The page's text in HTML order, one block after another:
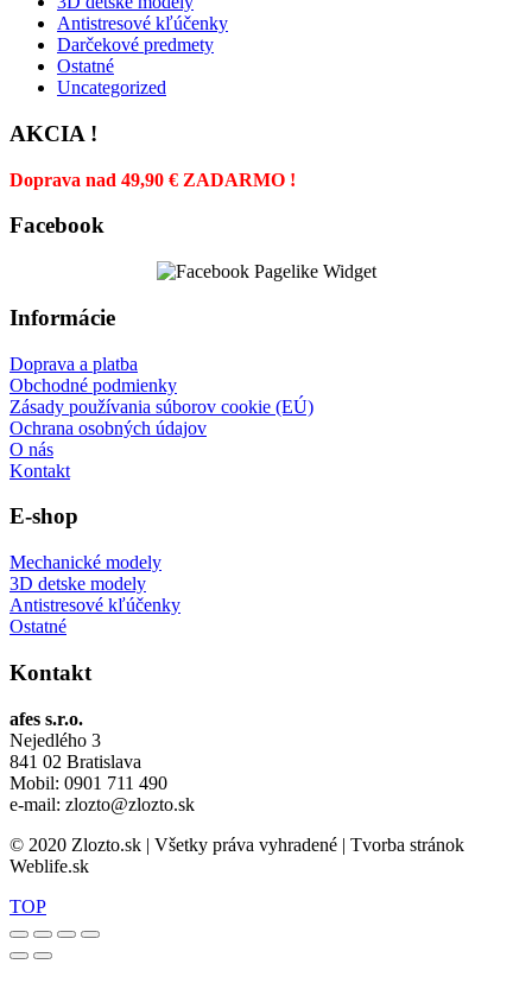
Antistresové kľúčenky
Darčekové predmety
Ostatné
Uncategorized
AKCIA !
Doprava nad 49,90 € ZADARMO !
Facebook
Informácie
Doprava a platba
Obchodné podmienky
Zásady používania súborov cookie (EÚ)
Ochrana osobných údajov
O nás
Kontakt
E-shop
Mechanické modely
3D detske modely
Antistresové kľúčenky
Ostatné
Kontakt
afes s.r.o.
Nejedlého 3
841 02 Bratislava
Mobil: 0901 711 490
e-mail: zlozto@zlozto.sk
© 2020 Zlozto.sk | Všetky práva vyhradené | Tvorba stránok
Weblife.sk
TOP